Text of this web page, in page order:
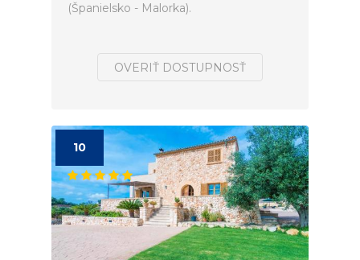
(Španielsko - Malorka).
OVERIŤ DOSTUPNOSŤ
10